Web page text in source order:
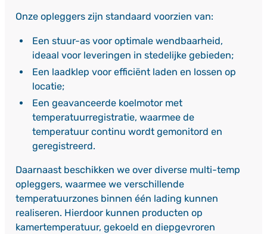
Onze opleggers zijn standaard voorzien van:
Een stuur-as voor optimale wendbaarheid,
ideaal voor leveringen in stedelijke gebieden;
Een laadklep voor efficiënt laden en lossen op
locatie;
Een geavanceerde koelmotor met
temperatuurregistratie, waarmee de
temperatuur continu wordt gemonitord en
geregistreerd.
Daarnaast beschikken we over diverse multi-temp
opleggers, waarmee we verschillende
temperatuurzones binnen één lading kunnen
realiseren. Hierdoor kunnen producten op
kamertemperatuur, gekoeld en diepgevroren